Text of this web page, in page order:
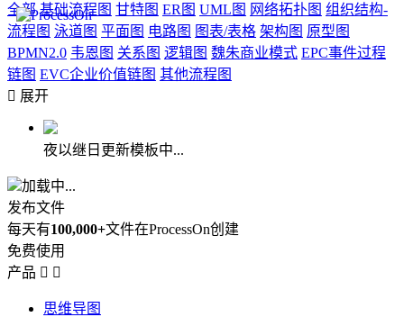
全部 基础流程图 甘特图 ER图 UML图 网络拓扑图 组织结构-
流程图 泳道图 平面图 电路图 图表/表格 架构图 原型图
BPMN2.0 韦恩图 关系图 逻辑图 魏朱商业模式 EPC事件过程
链图 EVC企业价值链图 其他流程图
 展开
夜以继日更新模板中...
加载中...
发布文件
每天有100,000+文件在ProcessOn创建
免费使用
产品  
思维导图